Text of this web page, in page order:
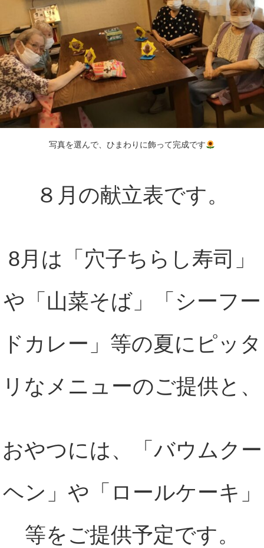
写真を選んで、ひまわりに飾って完成です
８月の献立表です。
8月は「穴子ちらし寿司」
や「山菜そば」「シーフー
ドカレー」等の夏にピッタ
リなメニューのご提供と、
おやつには、「バウムクー
ヘン」や「ロールケーキ」
等をご提供予定です。